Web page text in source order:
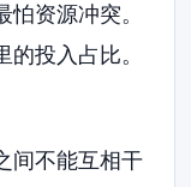
资源冲突。
投入占比。
间不能互相干